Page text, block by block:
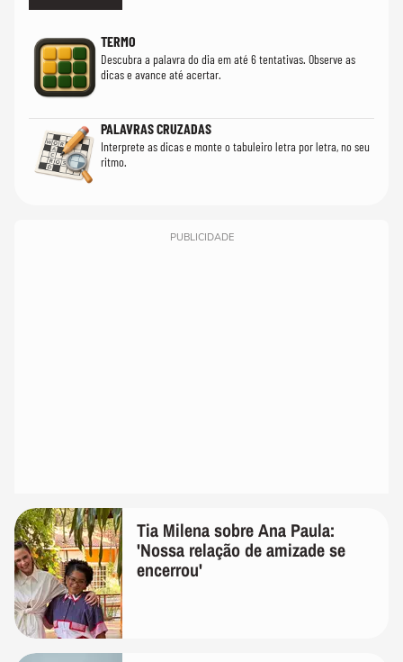
TERMO
Descubra a palavra do dia em até 6 tentativas. Observe as
dicas e avance até acertar.
PALAVRAS CRUZADAS
Interprete as dicas e monte o tabuleiro letra por letra, no seu
ritmo.
PUBLICIDADE
Tia Milena sobre Ana Paula:
'Nossa relação de amizade se
encerrou'